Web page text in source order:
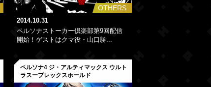
OTHERS
2014.10.31
ペルソナストーカー倶楽部第9回配信
開始！ゲストはクマ役・山口勝...
ペルソナ4 ジ・アルティマックス ウルト
ラスープレックスホールド